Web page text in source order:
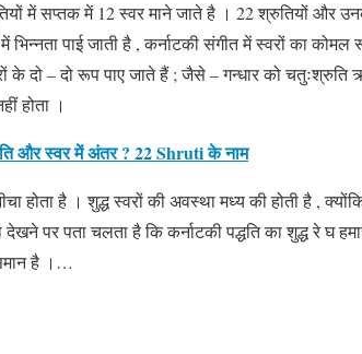
में सप्तक में 12 स्वर माने जाते है । 22 श्रुतियों और
पाई जाती है , कर्नाटकी संगीत में स्वरों का कोमल
के दो – दो रूप पाए जाते हैं ; जैसे – गन्धार को चतुःश्रुति
होता ।
और स्वर में अंतर ? 22 Shruti के नाम
होता है । शुद्ध स्वरों की अवस्था मध्य की होती है ,
पर पता चलता है कि कर्नाटकी पद्धति का शुद्ध रे घ
है ।…